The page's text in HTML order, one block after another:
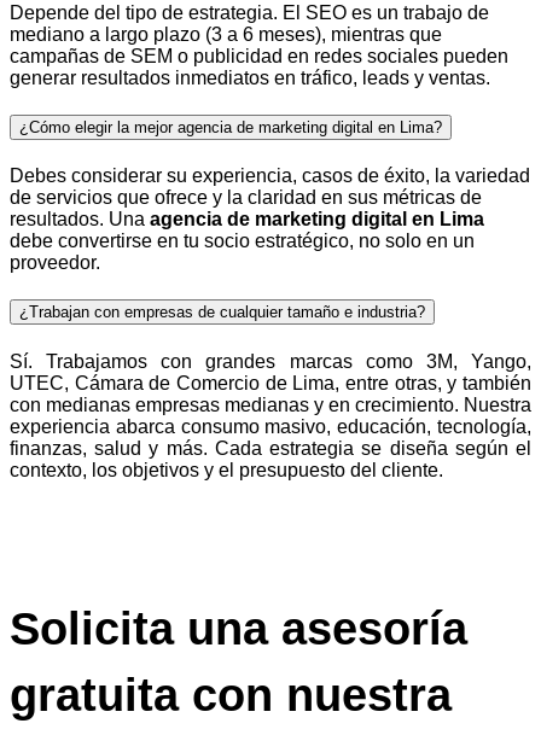
Depende del tipo de estrategia. El SEO es un trabajo de
mediano a largo plazo (3 a 6 meses), mientras que
campañas de SEM o publicidad en redes sociales pueden
generar resultados inmediatos en tráfico, leads y ventas.
¿Cómo elegir la mejor agencia de marketing digital en Lima?
Debes considerar su experiencia, casos de éxito, la variedad
de servicios que ofrece y la claridad en sus métricas de
resultados. Una agencia de marketing digital en Lima
debe convertirse en tu socio estratégico, no solo en un
proveedor.
¿Trabajan con empresas de cualquier tamaño e industria?
Sí. Trabajamos con grandes marcas como 3M, Yango,
UTEC, Cámara de Comercio de Lima, entre otras, y también
con medianas empresas medianas y en crecimiento. Nuestra
experiencia abarca consumo masivo, educación, tecnología,
finanzas, salud y más. Cada estrategia se diseña según el
contexto, los objetivos y el presupuesto del cliente.
Solicita una asesoría
gratuita con nuestra